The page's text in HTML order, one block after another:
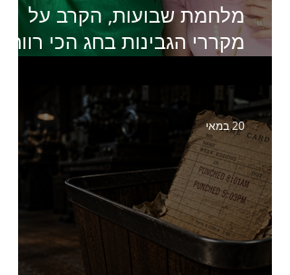
מלחמת שבועות, הקרב על
מקררי הגבינות בחג הכי רווחי
סמנכ״לית השיווק והמכירות
של מחלבות גד
20 במאי